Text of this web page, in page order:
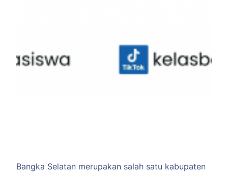
Bangka Selatan merupakan salah satu kabupaten